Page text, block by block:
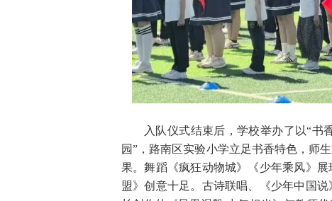
入队仪式结束后，学校举办了以“书
园”，路南区实验小学立足书香特色，师
果。舞蹈《疯狂动物城》《少年乘风》
盟》创意十足。古诗联唱、《少年中国